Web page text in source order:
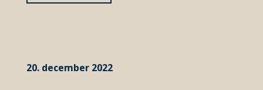
20. december 2022